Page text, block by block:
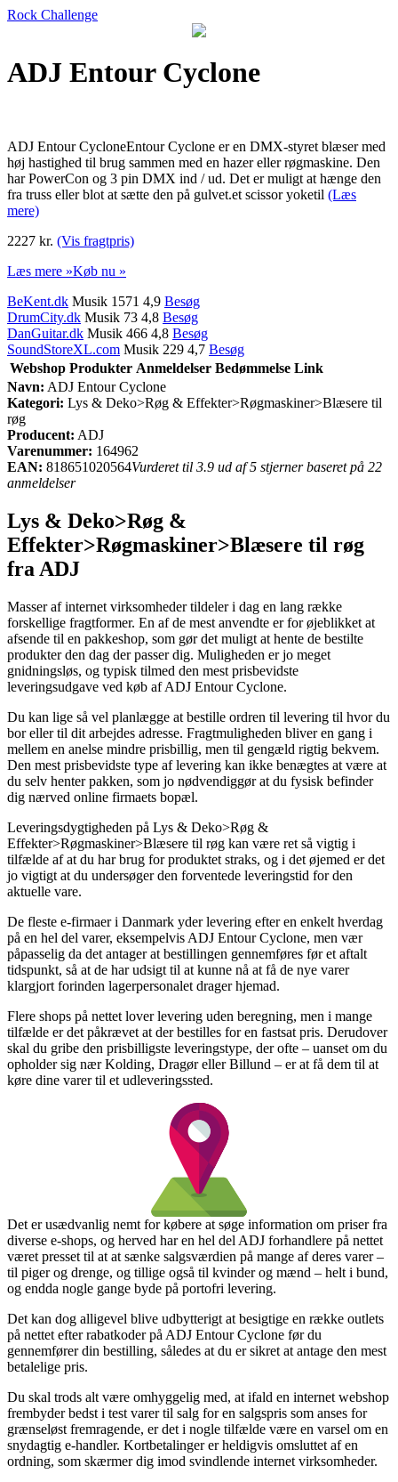
Rock Challenge
ADJ Entour Cyclone
ADJ Entour CycloneEntour Cyclone er en DMX-styret blæser med
høj hastighed til brug sammen med en hazer eller røgmaskine. Den
har PowerCon og 3 pin DMX ind / ud. Det er muligt at hænge den
fra truss eller blot at sætte den på gulvet.et scissor yoketil (Læs
mere)
2227 kr. (Vis fragtpris)
Læs mere »Køb nu »
BeKent.dk Musik 1571 4,9 Besøg
DrumCity.dk Musik 73 4,8 Besøg
DanGuitar.dk Musik 466 4,8 Besøg
SoundStoreXL.com Musik 229 4,7 Besøg
Webshop Produkter Anmeldelser Bedømmelse Link
Navn: ADJ Entour Cyclone
Kategori: Lys & Deko>Røg & Effekter>Røgmaskiner>Blæsere til
røg
Producent: ADJ
Varenummer: 164962
EAN: 818651020564Vurderet til 3.9 ud af 5 stjerner baseret på 22
anmeldelser
Lys & Deko>Røg &
Effekter>Røgmaskiner>Blæsere til røg
fra ADJ
Masser af internet virksomheder tildeler i dag en lang række
forskellige fragtformer. En af de mest anvendte er for øjeblikket at
afsende til en pakkeshop, som gør det muligt at hente de bestilte
produkter den dag der passer dig. Muligheden er jo meget
gnidningsløs, og typisk tilmed den mest prisbevidste
leveringsudgave ved køb af ADJ Entour Cyclone.
Du kan lige så vel planlægge at bestille ordren til levering til hvor du
bor eller til dit arbejdes adresse. Fragtmuligheden bliver en gang i
mellem en anelse mindre prisbillig, men til gengæld rigtig bekvem.
Den mest prisbevidste type af levering kan ikke benægtes at være at
du selv henter pakken, som jo nødvendiggør at du fysisk befinder
dig nærved online firmaets bopæl.
Leveringsdygtigheden på Lys & Deko>Røg &
Effekter>Røgmaskiner>Blæsere til røg kan være ret så vigtig i
tilfælde af at du har brug for produktet straks, og i det øjemed er det
jo vigtigt at du undersøger den forventede leveringstid for den
aktuelle vare.
De fleste e-firmaer i Danmark yder levering efter en enkelt hverdag
på en hel del varer, eksempelvis ADJ Entour Cyclone, men vær
påpasselig da det antager at bestillingen gennemføres før et aftalt
tidspunkt, så at de har udsigt til at kunne nå at få de nye varer
klargjort forinden lagerpersonalet drager hjemad.
Flere shops på nettet lover levering uden beregning, men i mange
tilfælde er det påkrævet at der bestilles for en fastsat pris. Derudover
skal du gribe den prisbilligste leveringstype, der ofte – uanset om du
opholder sig nær Kolding, Dragør eller Billund – er at få dem til at
køre dine varer til et udleveringssted.
Det er usædvanlig nemt for købere at søge information om priser fra
diverse e-shops, og herved har en hel del ADJ forhandlere på nettet
været presset til at at sænke salgsværdien på mange af deres varer –
til piger og drenge, og tillige også til kvinder og mænd – helt i bund,
og endda nogle gange byde på portofri levering.
Det kan dog alligevel blive udbytterigt at besigtige en række outlets
på nettet efter rabatkoder på ADJ Entour Cyclone før du
gennemfører din bestilling, således at du er sikret at antage den mest
betalelige pris.
Du skal trods alt være omhyggelig med, at ifald en internet webshop
frembyder bedst i test varer til salg for en salgspris som anses for
grænseløst fremragende, er det i nogle tilfælde være en varsel om en
snydagtig e-handler. Kortbetalinger er heldigvis omsluttet af en
ordning, som skærmer dig imod svindlende internet virksomheder.